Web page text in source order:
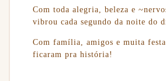
Com toda alegria, beleza e
vibrou cada segundo da noite do
Com família, amigos e muita
ficaram pra história!